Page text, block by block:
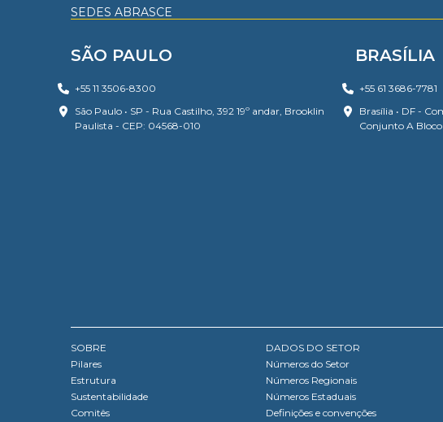
SEDES ABRASCE
SÃO PAULO
+55 11 3506-8300
São Paulo • SP - Rua Castilho, 392 19º andar, Brooklin
Paulista - CEP: 04568-010
BRASÍLIA
+55 61 3686-7781
Brasília • DF -
Conjunto A
SOBRE
Pilares
Estrutura
Sustentabilidade
Comitês
DADOS DO SETOR
Números do Setor
Números Regionais
Números Estaduais
Definições e convenções